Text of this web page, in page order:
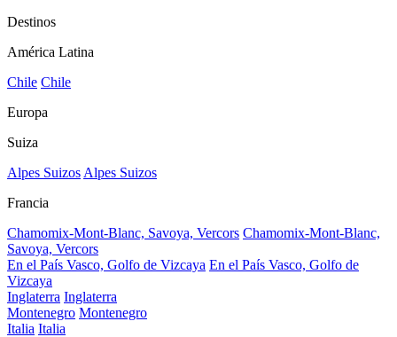
Destinos
América Latina
Chile Chile
Europa
Suiza
Alpes Suizos Alpes Suizos
Francia
Chamomix-Mont-Blanc, Savoya, Vercors Chamomix-Mont-Blanc,
Savoya, Vercors
En el País Vasco, Golfo de Vizcaya En el País Vasco, Golfo de
Vizcaya
Inglaterra Inglaterra
Montenegro Montenegro
Italia Italia